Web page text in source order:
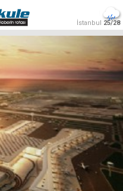
İstanbul 25/28